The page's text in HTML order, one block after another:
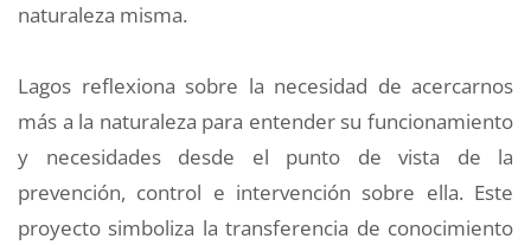
naturaleza misma.
Lagos reflexiona sobre la necesidad de acercarnos
más a la naturaleza para entender su funcionamiento
y necesidades desde el punto de vista de la
prevención, control e intervención sobre ella. Este
proyecto simboliza la transferencia de conocimiento